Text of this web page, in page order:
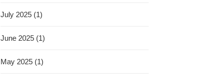
July 2025 (1)
June 2025 (1)
May 2025 (1)